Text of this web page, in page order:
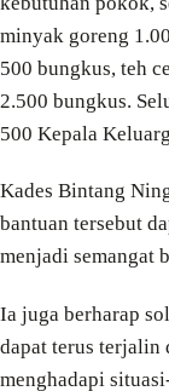
minyak goreng
500 bungkus, teh
2.500 bungkus.
500 Kepala
Kades Bintang
bantuan tersebut
menjadi semangat
Ia juga berharap
dapat terus terjalin
menghadapi